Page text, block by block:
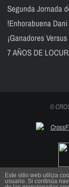
Segunda Jornada
!Enhorabuena
¡Ganadores
7 AÑOS DE
©
Este sitio web utiliza
usuario. Si continúa